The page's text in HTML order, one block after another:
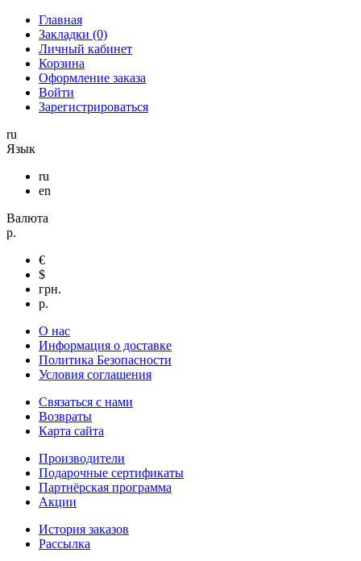
Главная
Закладки (0)
Личный кабинет
Корзина
Оформление заказа
Войти
Зарегистрироваться
ru
Язык
ru
en
Валюта
р.
€
$
грн.
р.
О нас
Информация о доставке
Политика Безопасности
Условия соглашения
Связаться с нами
Возвраты
Карта сайта
Производители
Подарочные сертификаты
Партнёрская программа
Акции
История заказов
Рассылка